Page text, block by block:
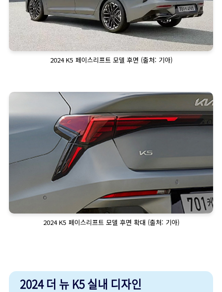
2024 K5 페이스리프트 모델 후면 (출처: 기아)
2024 K5 페이스리프트 모델 후면 확대 (출처: 기아)
2024 더 뉴 K5 실내 디자인